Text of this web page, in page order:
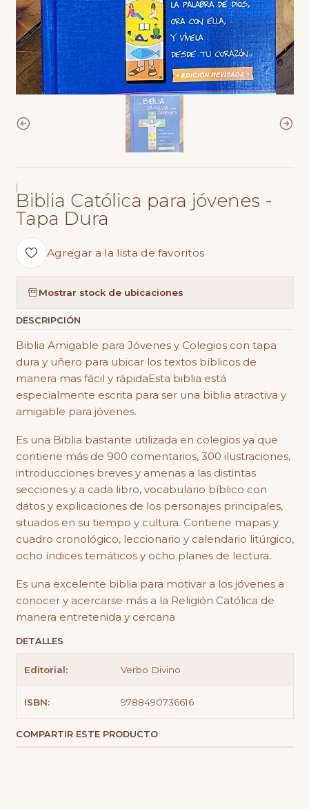
Biblia Católica para jóvenes -
Tapa Dura
Agregar a la lista de favoritos
Mostrar stock de ubicaciones
DESCRIPCIÓN
Biblia Amigable para Jóvenes y Colegios con tapa
dura y uñero para ubicar los textos bíblicos de
manera mas fácil y rápidaEsta biblia está
especialmente escrita para ser una biblia atractiva y
amigable para jóvenes.
Es una Biblia bastante utilizada en colegios ya que
contiene más de 900 comentarios, 300 ilustraciones,
introducciones breves y amenas a las distintas
secciones y a cada libro, vocabulario bíblico con
datos y explicaciones de los personajes principales,
situados en su tiempo y cultura. Contiene mapas y
cuadro cronológico, leccionario y calendario litúrgico,
ocho índices temáticos y ocho planes de lectura.
Es una excelente biblia para motivar a los jóvenes a
conocer y acercarse más a la Religión Católica de
manera entretenida y cercana
DETALLES
Editorial: Verbo Divino
ISBN: 9788490736616
COMPARTIR ESTE PRODUCTO